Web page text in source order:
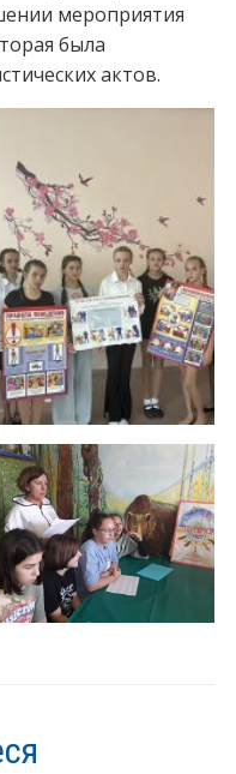
мероприятия
была
актов.